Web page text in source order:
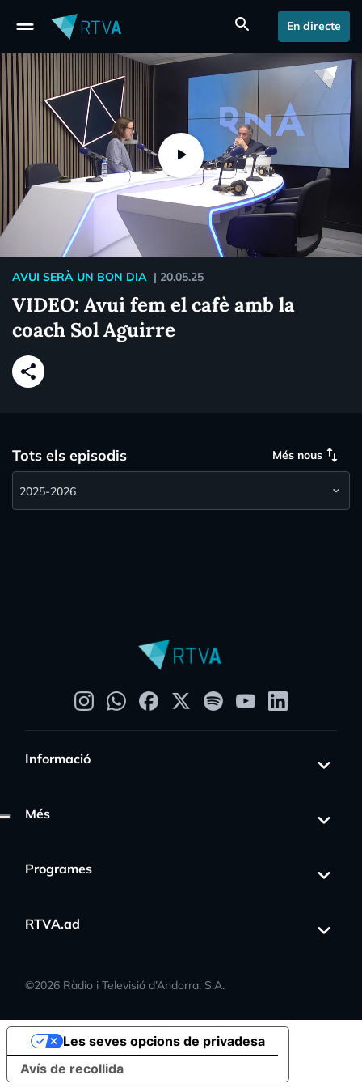
drag_handle search En directe
AVUI SERÀ UN BON DIA | 20.05.25
VIDEO: Avui fem el cafè amb la
coach Sol Aguirre
share
Tots els episodis Més nous swap_vert
Informació
Més
Programes
RTVA.ad
©2026 Ràdio i Televisió d’Andorra, S.A.
Avís de recollida
Les seves opcions de privadesa